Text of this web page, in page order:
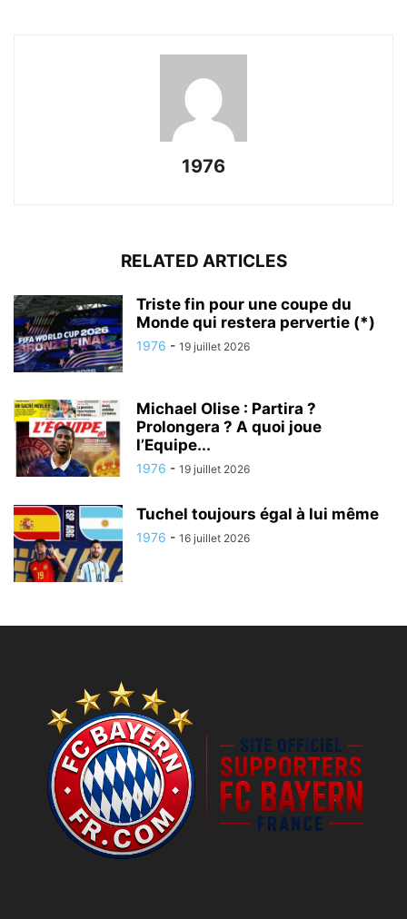
1976
RELATED ARTICLES
Triste fin pour une coupe du
Monde qui restera pervertie (*)
1976 - 19 juillet 2026
Michael Olise : Partira ?
Prolongera ? A quoi joue
l’Equipe...
1976 - 19 juillet 2026
Tuchel toujours égal à lui même
1976 - 16 juillet 2026